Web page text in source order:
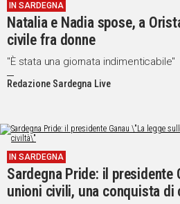
IN
ITALIA
NEL
MONDO
VIDEO
Vai
IN SARDEGNA
Natalia e Nadia spose, a
civile fra donne
"È stata una giornata indimenticabile"
Redazione Sardegna Live
IN SARDEGNA
Sardegna Pride: il presidente
unioni civili, una conquista di